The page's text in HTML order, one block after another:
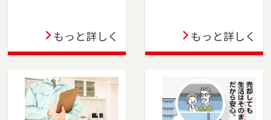
へ・戸塚区、瀬谷区、泉区のお問い合わせは湘
南営業センター（0120-875-051）へご連絡くだ
す。
2024-04-05
もっと詳しく もっと詳しく